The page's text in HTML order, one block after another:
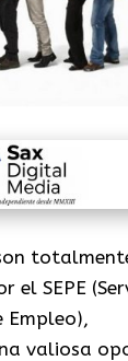
el SEPE
Empleo),
valiosa